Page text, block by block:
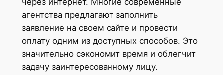
через интернет. Многие современные
агентства предлагают заполнить
заявление на своем сайте и провести
оплату одним из доступных способов. Это
значительно сэкономит время и облегчит
задачу заинтересованному лицу.